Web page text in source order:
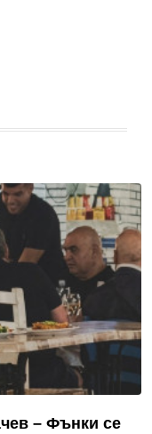
– Фънки се